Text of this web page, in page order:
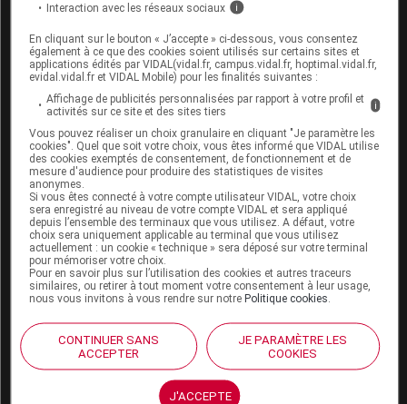
Espace produit
Boutique
VIDAL Expert
VIDAL Hoptimal
eVIDAL
VIDAL Mobile
VIDAL widget
VIDAL Sécurisation
VIDAL e-Services
Espace institutionnel
Qui sommes-nous ?
VIDAL France
Carrières
Charte éthique et
déontologique
Interaction avec les réseaux sociaux i
En cliquant sur le bouton « J’accepte » ci-dessous, vous consentez
également à ce que des cookies soient utilisés sur certains sites et
applications édités par VIDAL(vidal.fr, campus.vidal.fr, hoptimal.vidal.fr,
evidal.vidal.fr et VIDAL Mobile) pour les finalités suivantes :
Affichage de publicités personnalisées par rapport à votre profil et
activités sur ce site et des sites tiers
i
Vous pouvez réaliser un choix granulaire en cliquant "Je paramètre les
cookies". Quel que soit votre choix, vous êtes informé que VIDAL utilise
des cookies exemptés de consentement, de fonctionnement et de
mesure d'audience pour produire des statistiques de visites
anonymes.
Si vous êtes connecté à votre compte utilisateur VIDAL, votre choix
sera enregistré au niveau de votre compte VIDAL et sera appliqué
depuis l’ensemble des terminaux que vous utilisez. A défaut, votre
choix sera uniquement applicable au terminal que vous utilisez
actuellement : un cookie « technique » sera déposé sur votre terminal
pour mémoriser votre choix.
Pour en savoir plus sur l’utilisation des cookies et autres traceurs
similaires, ou retirer à tout moment votre consentement à leur usage,
nous vous invitons à vous rendre sur notrePolitique cookies
CONTINUER SANS
ACCEPTER
JE PARAMÈTRE LES
COOKIES
J'ACCEPTE